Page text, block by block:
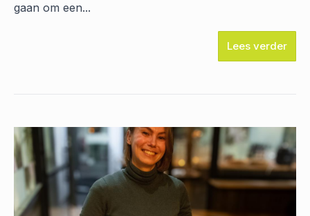
gaan om een...
Lees verder